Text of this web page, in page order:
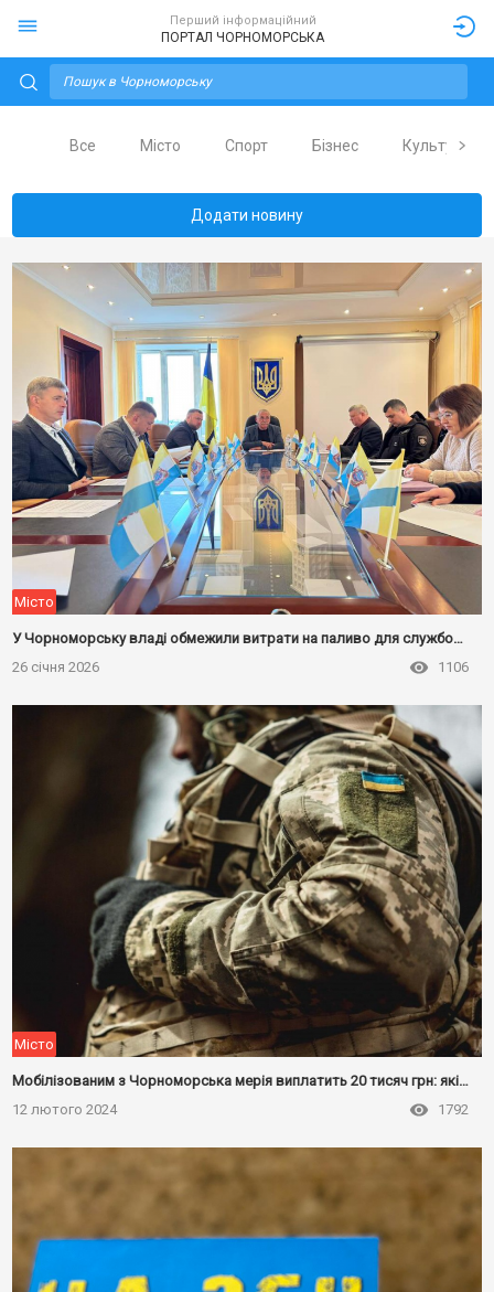
Перший інформаційний
ПОРТАЛ ЧОРНОМОРСЬКА
Все Місто Спорт Бізнес Культура
Додати новину
Місто
У Чорноморську владі обмежили витрати на паливо для службових авто
26 січня 2026
1106
Місто
Мобілізованим з Чорноморська мерія виплатить 20 тисяч грн: які умови
12 лютого 2024
1792